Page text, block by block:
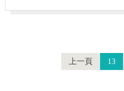
上一頁 13